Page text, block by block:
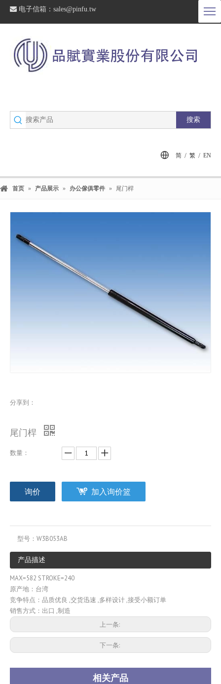
 电子信箱： sales@pinfu.tw
搜索
简 / 繁 / EN
首页 » 产品展示 » 办公傢俱零件 » 尾门桿
分享到：
尾门桿
数量：
询价 加入询价篮
型号： W3B053AB
产品描述
MAX=582 STROKE=240
原产地：台湾
竞争特点：品质优良 ,交货迅速 ,多样设计 ,接受小额订单
销售方式：出口 ,制造
上一条:
下一条:
相关产品